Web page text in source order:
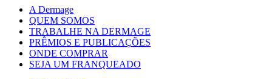
A Dermage
QUEM SOMOS
TRABALHE NA DERMAGE
PRÊMIOS E PUBLICAÇÕES
ONDE COMPRAR
SEJA UM FRANQUEADO